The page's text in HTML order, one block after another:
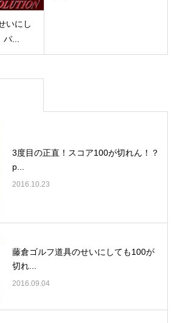
いにし
...
3度目の正直！スコア100が切れん！？
p...
2016.10.23
藤倉ゴルフ道具のせいにしても100が
切れ...
2016.09.04